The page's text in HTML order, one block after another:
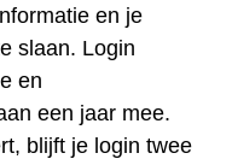
en je
slaan. Login
en
een jaar mee.
blijft je login twee